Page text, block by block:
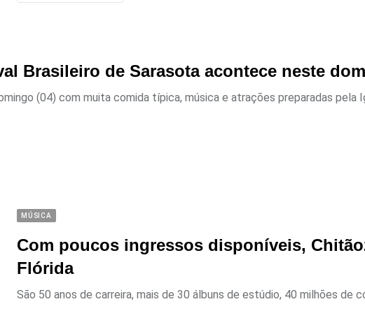
Brasileiro de Sarasota acontece neste
(04) com muita comida típica, música e atrações preparadas pela
MÚSICA
Com poucos ingressos disponíveis,
Flórida
São 50 anos de carreira, mais de 30 álbuns de estúdio, 40 milhões de